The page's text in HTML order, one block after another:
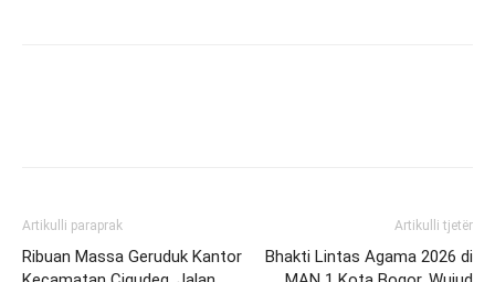
Artikulli paraprak
Ribuan Massa Geruduk Kantor
Artikulli tjetër
Bhakti Lintas Agama 2026 di